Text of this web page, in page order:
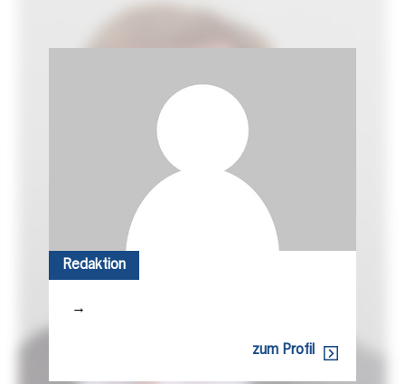
Redaktion
→
zum Profil